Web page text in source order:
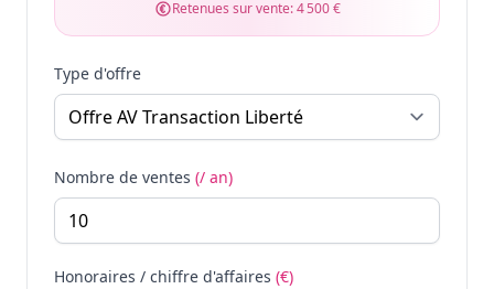
Retenues sur vente:4 500 €
Type d'offre
Nombre de ventes (/ an)
Honoraires / chiffre d'affaires (€)